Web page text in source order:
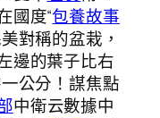
國度“包養故事
對稱的盆栽，
邊的葉子比右
公分！謀焦點
中衛云數據中